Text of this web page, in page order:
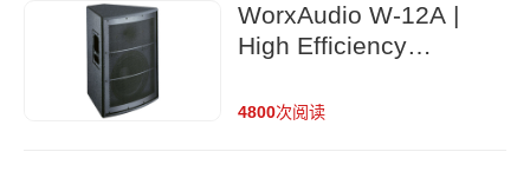
WorxAudio W-12A |
High Efficiency
4800次阅读